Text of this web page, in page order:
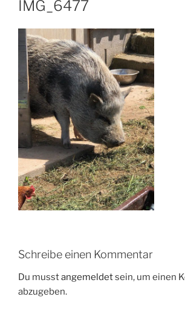
IMG_6477
Schreibe einen Kommentar
Du musstangemeldetsein, um einen
abzugeben.